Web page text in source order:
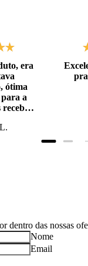
era
ótima
a
o
bem
dentro das nossas
Nome
Email